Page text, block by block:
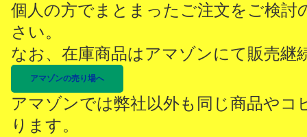
個人の方でまとまったご注文をご検討
さい。
なお、在庫商品はアマゾンにて販売継
アマゾンの売り場へ
アマゾンでは弊社以外も同じ商品やコ
ります。